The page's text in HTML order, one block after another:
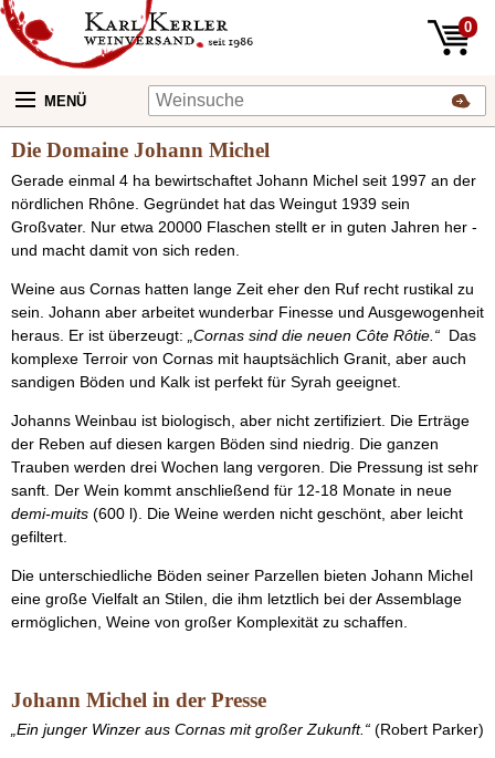
0
MENÜ
Die Domaine Johann Michel
Gerade einmal 4 ha bewirtschaftet Johann Michel seit 1997 an der
nördlichen Rhône. Gegründet hat das Weingut 1939 sein
Großvater. Nur etwa 20000 Flaschen stellt er in guten Jahren her -
und macht damit von sich reden.
Weine aus Cornas hatten lange Zeit eher den Ruf recht rustikal zu
sein. Johann aber arbeitet wunderbar Finesse und Ausgewogenheit
heraus. Er ist überzeugt: „Cornas sind die neuen Côte Rôtie.“ Das
komplexe Terroir von Cornas mit hauptsächlich Granit, aber auch
sandigen Böden und Kalk ist perfekt für Syrah geeignet.
Johanns Weinbau ist biologisch, aber nicht zertifiziert. Die Erträge
der Reben auf diesen kargen Böden sind niedrig. Die ganzen
Trauben werden drei Wochen lang vergoren. Die Pressung ist sehr
sanft. Der Wein kommt anschließend für 12-18 Monate in neue
demi-muits (600 l). Die Weine werden nicht geschönt, aber leicht
gefiltert.
Die unterschiedliche Böden seiner Parzellen bieten Johann Michel
eine große Vielfalt an Stilen, die ihm letztlich bei der Assemblage
ermöglichen, Weine von großer Komplexität zu schaffen.
Johann Michel in der Presse
„Ein junger Winzer aus Cornas mit großer Zukunft.“ (Robert Parker)